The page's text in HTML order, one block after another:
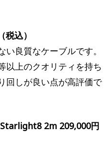
込）
良質なケーブルです。
以上のクオリティを持ち
回しが良い点が高評価で
2m 209,000円